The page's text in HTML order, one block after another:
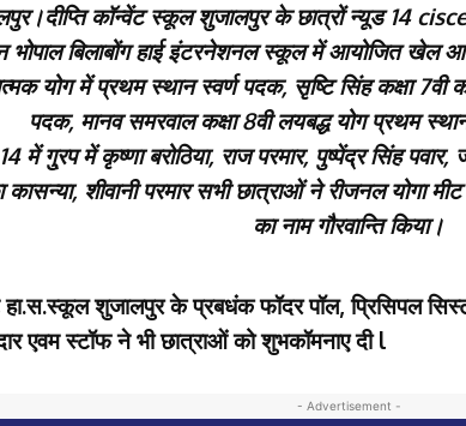
कॉन्वेंट स्कूल शुजालपुर के छात्रों न्यूड 14
भोपाल बिलाबोंग हाई इंटरनेशनल स्कूल में आयोजित खेल
योग में प्रथम स्थान स्वर्ण पदक, सृष्टि सिंह कक्षा 7वी
पदक, मानव समरवाल कक्षा 8वी लयबद्ध योग प्रथम
में गु्रप में कृष्णा बरोठिया, राज परमार, पुष्पेंद्र सिंह
कासन्या, शीवानी परमार सभी छात्राओं ने रीजनल योगा
का नाम गौरवान्ति किया।
हा.स.स्कूल शुजालपुर के प्रबधंक फॉदर पॉल, प्रिसिपल
एवम स्टॉफ ने भी छात्राओं को शुभकॉमनाए दी l
- Advertisement -